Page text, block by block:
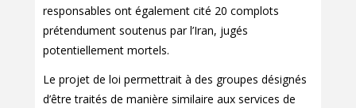
responsables ont également cité 20 complots
prétendument soutenus par l’Iran, jugés
potentiellement mortels.
Le projet de loi permettrait à des groupes désignés
d’être traités de manière similaire aux services de